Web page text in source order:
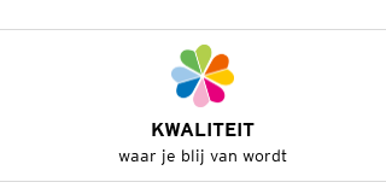
KWALITEIT
waar je blij van wordt